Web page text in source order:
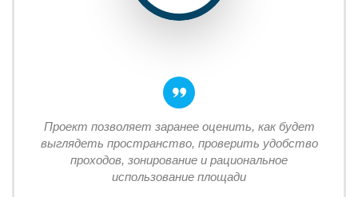
Проект позволяет заранее оценить, как будет
выглядеть пространство, проверить удобство
проходов, зонирование и рациональное
использование площади